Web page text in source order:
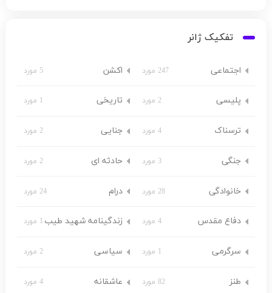
تفکیک ژانر
اجتماعی 247 مورد اکشن 5 مورد
پلیسی 2 مورد تاریخی 1 مورد
ترسناک 4 مورد جنایی 2 مورد
جنگی 3 مورد حادثه ای 2 مورد
خانوادگی 28 مورد درام 24 مورد
دفاع مقدس 4 مورد زندگینامه شهید طیب 1 مورد
سرگرمی 1 مورد سیاسی 2 مورد
طنز 82 مورد عاشقانه 4 مورد